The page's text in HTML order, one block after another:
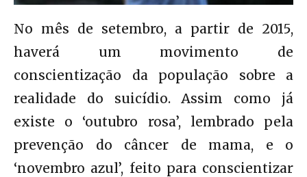
No mês de setembro, a partir de 2015,
haverá um movimento de
conscientização da população sobre a
realidade do suicídio. Assim como já
existe o ‘outubro rosa’, lembrado pela
prevenção do câncer de mama, e o
‘novembro azul’, feito para conscientizar